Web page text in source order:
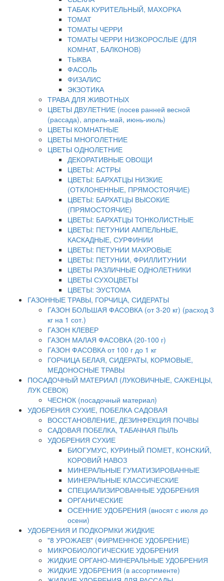
ТАБАК КУРИТЕЛЬНЫЙ, МАХОРКА
ТОМАТ
ТОМАТЫ ЧЕРРИ
ТОМАТЫ ЧЕРРИ НИЗКОРОСЛЫЕ (ДЛЯ
КОМНАТ, БАЛКОНОВ)
ТЫКВА
ФАСОЛЬ
ФИЗАЛИС
ЭКЗОТИКА
ТРАВА ДЛЯ ЖИВОТНЫХ
ЦВЕТЫ ДВУЛЕТНИЕ (посев ранней весной
(рассада), апрель-май, июнь-июль)
ЦВЕТЫ КОМНАТНЫЕ
ЦВЕТЫ МНОГОЛЕТНИЕ
ЦВЕТЫ ОДНОЛЕТНИЕ
ДЕКОРАТИВНЫЕ ОВОЩИ
ЦВЕТЫ: АСТРЫ
ЦВЕТЫ: БАРХАТЦЫ НИЗКИЕ
(ОТКЛОНЕННЫЕ, ПРЯМОСТОЯЧИЕ)
ЦВЕТЫ: БАРХАТЦЫ ВЫСОКИЕ
(ПРЯМОСТОЯЧИЕ)
ЦВЕТЫ: БАРХАТЦЫ ТОНКОЛИСТНЫЕ
ЦВЕТЫ: ПЕТУНИИ АМПЕЛЬНЫЕ,
КАСКАДНЫЕ, СУРФИНИИ
ЦВЕТЫ: ПЕТУНИИ МАХРОВЫЕ
ЦВЕТЫ: ПЕТУНИИ, ФРИЛЛИТУНИИ
ЦВЕТЫ РАЗЛИЧНЫЕ ОДНОЛЕТНИКИ
ЦВЕТЫ СУХОЦВЕТЫ
ЦВЕТЫ: ЭУСТОМА
ГАЗОННЫЕ ТРАВЫ, ГОРЧИЦА, СИДЕРАТЫ
ГАЗОН БОЛЬШАЯ ФАСОВКА (от 3-20 кг) (расход 3
кг на 1 сот.)
ГАЗОН КЛЕВЕР
ГАЗОН МАЛАЯ ФАСОВКА (20-100 г)
ГАЗОН ФАСОВКА от 100 г до 1 кг
ГОРЧИЦА БЕЛАЯ, СИДЕРАТЫ, КОРМОВЫЕ,
МЕДОНОСНЫЕ ТРАВЫ
ПОСАДОЧНЫЙ МАТЕРИАЛ (ЛУКОВИЧНЫЕ, САЖЕНЦЫ,
ЛУК СЕВОК)
ЧЕСНОК (посадочный материал)
УДОБРЕНИЯ СУХИЕ, ПОБЕЛКА САДОВАЯ
ВОССТАНОВЛЕНИЕ, ДЕЗИНФЕКЦИЯ ПОЧВЫ
САДОВАЯ ПОБЕЛКА, ТАБАЧНАЯ ПЫЛЬ
УДОБРЕНИЯ СУХИЕ
БИОГУМУС, КУРИНЫЙ ПОМЕТ, КОНСКИЙ,
КОРОВИЙ НАВОЗ
МИНЕРАЛЬНЫЕ ГУМАТИЗИРОВАННЫЕ
МИНЕРАЛЬНЫЕ КЛАССИЧЕСКИЕ
СПЕЦИАЛИЗИРОВАННЫЕ УДОБРЕНИЯ
ОРГАНИЧЕСКИЕ
ОСЕННИЕ УДОБРЕНИЯ (вносят с июля до
осени)
УДОБРЕНИЯ И ПОДКОРМКИ ЖИДКИЕ
"8 УРОЖАЕВ" (ФИРМЕННОЕ УДОБРЕНИЕ)
МИКРОБИОЛОГИЧЕСКИЕ УДОБРЕНИЯ
ЖИДКИЕ ОРГАНО-МИНЕРАЛЬНЫЕ УДОБРЕНИЯ
ЖИДКИЕ УДОБРЕНИЯ (в ассортименте)